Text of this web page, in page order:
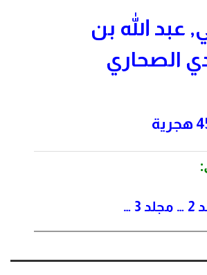
عبد الله بن
الصحاري
2
… مجلد 3 …